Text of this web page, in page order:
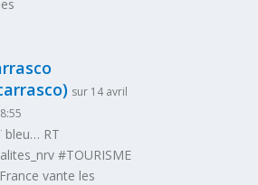
sur 14 avril
bleu… RT
#TOURISME
vante les